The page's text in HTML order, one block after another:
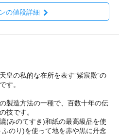
の値段詳細
の私的な在所を表す”紫宸殿”の
す。
製造方法の一種で、百数十年の伝
技です。
(みのてすき)和紙の最高級品を使
のり)を使って地を赤や黒に丹念